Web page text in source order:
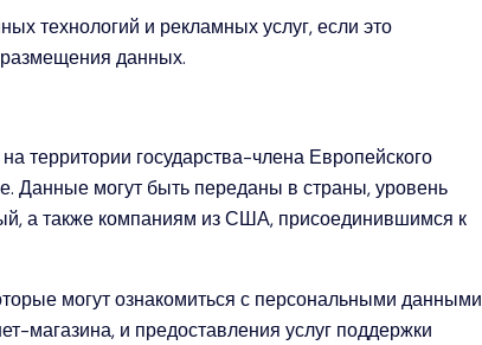
технологий и рекламных услуг, если это
данных.
территории государства-члена Европейского
Данные могут быть переданы в страны, уровень
а также компаниям из США, присоединившимся к
могут ознакомиться с персональными данными
магазина, и предоставления услуг поддержки